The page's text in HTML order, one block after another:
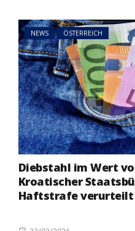
NEWS ÖSTERREICH
Diebstahl im Wert
Kroatischer
Haftstrafe verurteilt